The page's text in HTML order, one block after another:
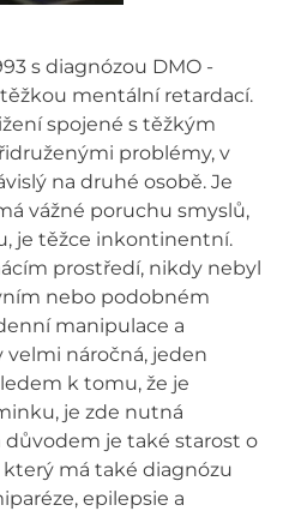
s diagnózou DMO -
mentální retardací.
spojené s těžkým
problémy, v
na druhé osobě. Je
vážné poruchu smyslů,
je těžce inkontinentní.
prostředí, nikdy nebyl
nebo podobném
manipulace a
velmi náročná, jeden
k tomu, že je
je zde nutná
důvodem je také starost o
má také diagnózu
epilepsie a